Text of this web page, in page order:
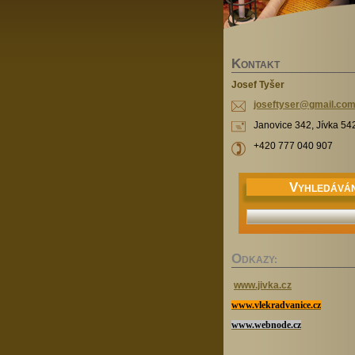
KONTAKT
Josef Tyšer
joseftyser@gmail .com
Janovice 342, Jívka
+420 777 040 907
V
ODKAZY:
www.jivka.cz
www.vlekradvanice.cz
www.webnode.cz